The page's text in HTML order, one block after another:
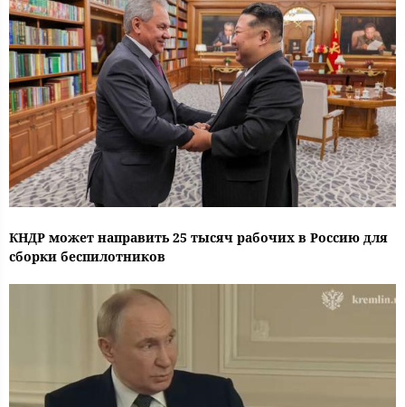
КНДР может направить 25 тысяч рабочих в Россию для
сборки беспилотников